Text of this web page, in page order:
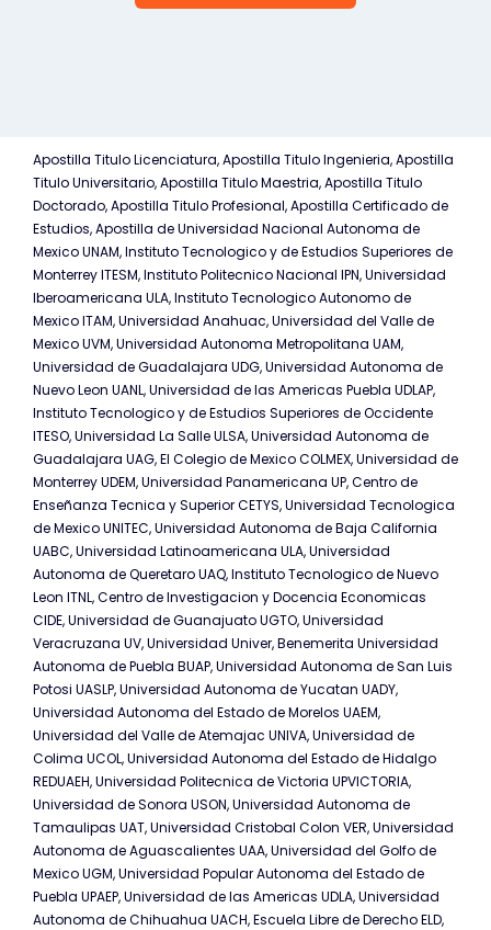
Apostilla Titulo Licenciatura, Apostilla Titulo Ingenieria, Apostilla
Titulo Universitario, Apostilla Titulo Maestria, Apostilla Titulo
Doctorado, Apostilla Titulo Profesional, Apostilla Certificado de
Estudios, Apostilla de Universidad Nacional Autonoma de
Mexico UNAM, Instituto Tecnologico y de Estudios Superiores de
Monterrey ITESM, Instituto Politecnico Nacional IPN, Universidad
Iberoamericana ULA, Instituto Tecnologico Autonomo de
Mexico ITAM, Universidad Anahuac, Universidad del Valle de
Mexico UVM, Universidad Autonoma Metropolitana UAM,
Universidad de Guadalajara UDG, Universidad Autonoma de
Nuevo Leon UANL, Universidad de las Americas Puebla UDLAP,
Instituto Tecnologico y de Estudios Superiores de Occidente
ITESO, Universidad La Salle ULSA, Universidad Autonoma de
Guadalajara UAG, El Colegio de Mexico COLMEX, Universidad de
Monterrey UDEM, Universidad Panamericana UP, Centro de
Enseñanza Tecnica y Superior CETYS, Universidad Tecnologica
de Mexico UNITEC, Universidad Autonoma de Baja California
UABC, Universidad Latinoamericana ULA, Universidad
Autonoma de Queretaro UAQ, Instituto Tecnologico de Nuevo
Leon ITNL, Centro de Investigacion y Docencia Economicas
CIDE, Universidad de Guanajuato UGTO, Universidad
Veracruzana UV, Universidad Univer, Benemerita Universidad
Autonoma de Puebla BUAP, Universidad Autonoma de San Luis
Potosi UASLP, Universidad Autonoma de Yucatan UADY,
Universidad Autonoma del Estado de Morelos UAEM,
Universidad del Valle de Atemajac UNIVA, Universidad de
Colima UCOL, Universidad Autonoma del Estado de Hidalgo
REDUAEH, Universidad Politecnica de Victoria UPVICTORIA,
Universidad de Sonora USON, Universidad Autonoma de
Tamaulipas UAT, Universidad Cristobal Colon VER, Universidad
Autonoma de Aguascalientes UAA, Universidad del Golfo de
Mexico UGM, Universidad Popular Autonoma del Estado de
Puebla UPAEP, Universidad de las Americas UDLA, Universidad
Autonoma de Chihuahua UACH, Escuela Libre de Derecho ELD,